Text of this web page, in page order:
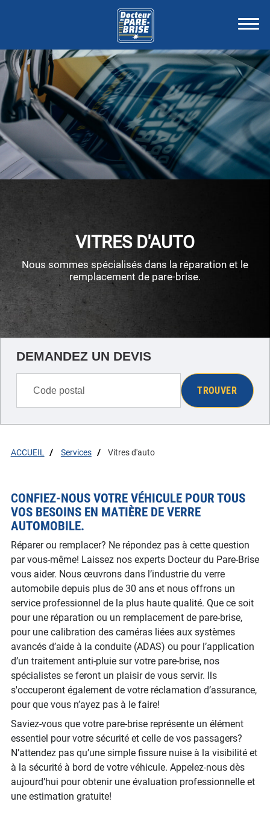
VITRES D'AUTO
Nous sommes spécialisés dans la réparation et le
remplacement de pare-brise.
ACCUEIL Services Vitres d'auto
CONFIEZ-NOUS VOTRE VÉHICULE POUR TOUS
VOS BESOINS EN MATIÈRE DE VERRE
AUTOMOBILE.
Réparer ou remplacer? Ne répondez pas à cette question
par vous-même! Laissez nos experts Docteur du Pare-Brise
vous aider. Nous œuvrons dans l’industrie du verre
automobile depuis plus de 30 ans et nous offrons un
service professionnel de la plus haute qualité. Que ce soit
pour une réparation ou un remplacement de pare-brise,
pour une calibration des caméras liées aux systèmes
avancés d’aide à la conduite (ADAS) ou pour l’application
d’un traitement anti-pluie sur votre pare-brise, nos
spécialistes se feront un plaisir de vous servir. Ils
s'occuperont également de votre réclamation d’assurance,
pour que vous n’ayez pas à le faire!
Saviez-vous que votre pare-brise représente un élément
essentiel pour votre sécurité et celle de vos passagers?
N’attendez pas qu’une simple fissure nuise à la visibilité et
à la sécurité à bord de votre véhicule. Appelez-nous dès
aujourd’hui pour obtenir une évaluation professionnelle et
une estimation gratuite!
DEMANDEZ UN DEVIS
TROUVER